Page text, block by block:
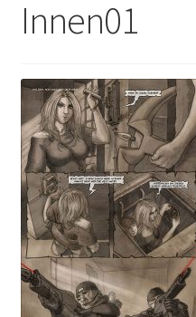
Innen01